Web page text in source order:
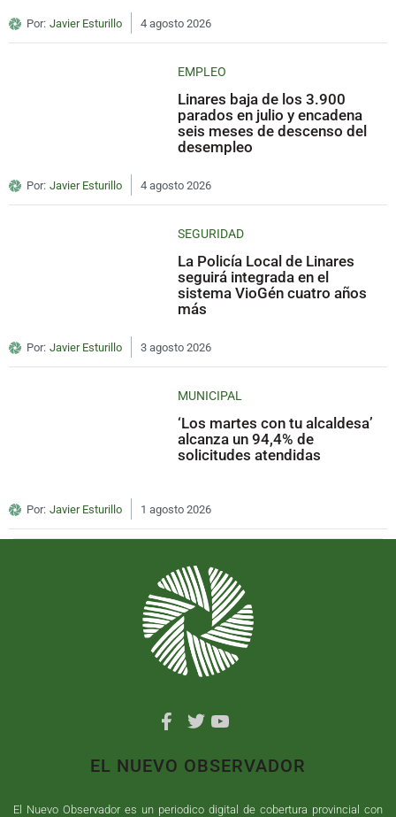
Por: Javier Esturillo 4 agosto 2026
EMPLEO
Linares baja de los 3.900
parados en julio y encadena
seis meses de descenso del
desempleo
Por: Javier Esturillo 4 agosto 2026
SEGURIDAD
La Policía Local de Linares
seguirá integrada en el
sistema VioGén cuatro años
más
Por: Javier Esturillo 3 agosto 2026
MUNICIPAL
‘Los martes con tu alcaldesa’
alcanza un 94,4% de
solicitudes atendidas
Por: Javier Esturillo 1 agosto 2026
EL NUEVO OBSERVADOR
El Nuevo Observador es un periodico digital de cobertura provincial con